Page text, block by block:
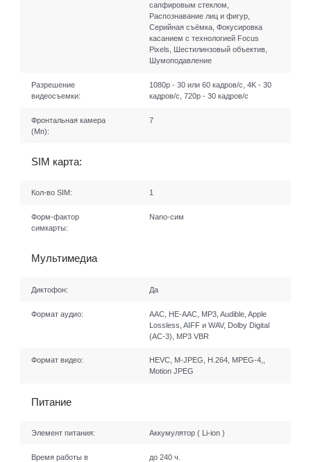
сапфировым стеклом,
Распознавание лиц и фигур,
Серийная съëмка, Фокусировка
касанием с технологией Focus
Pixels, Шестилинзовый объектив,
Шумоподавление
Разрешение
видеосъемки:
1080p - 30 или 60 кадров/ с, 4K - 30
кадров/ с, 720p - 30 кадров/ с
Фронтальная камера
(Мп):
7
SIM карта:
Кол-во SIM: 1
Форм-фактор
симкарты:
Nano-сим
Мультимедиа
Диктофон: Да
Формат аудио:
AAC, HE-AAC, MP3, Audible, Apple
Lossless, AIFF и WAV, Dolby Digital
(AC‑3), MP3 VBR
Формат видео:
HEVC, M-JPEG, H.264, MPEG-4,,
Motion JPEG
Питание
Элемент питания: Аккумулятор ( Li-ion )
Время работы в до 240 ч.